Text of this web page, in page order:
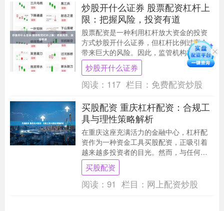
炒股开什么证券 股票配资杠杆上
限：把握风险，投资有道
股票配资是一种利用杠杆放大资金的投资
方式炒股开什么证券，但杠杆比例过高会
带来巨大的风险。因此，监管机构对股票
配资杠杆比例设定了上限。 * **放大收益：
**配资....
炒股开什么证券
阅读： 117 栏目： 免费配资炒股
买股配资 重庆杠杆配资：合规工
具与理性策略解析
在重庆这座充满活力的金融中心，杠杆配
资作为一种资金工具买股配资，正吸引着
越来越多投资者的目光。然而，与任何金
融工具一样，杠杆配资既可能成为财富增
长的加速器，也可....
买股配资
阅读： 91 栏目： 网上配资炒股